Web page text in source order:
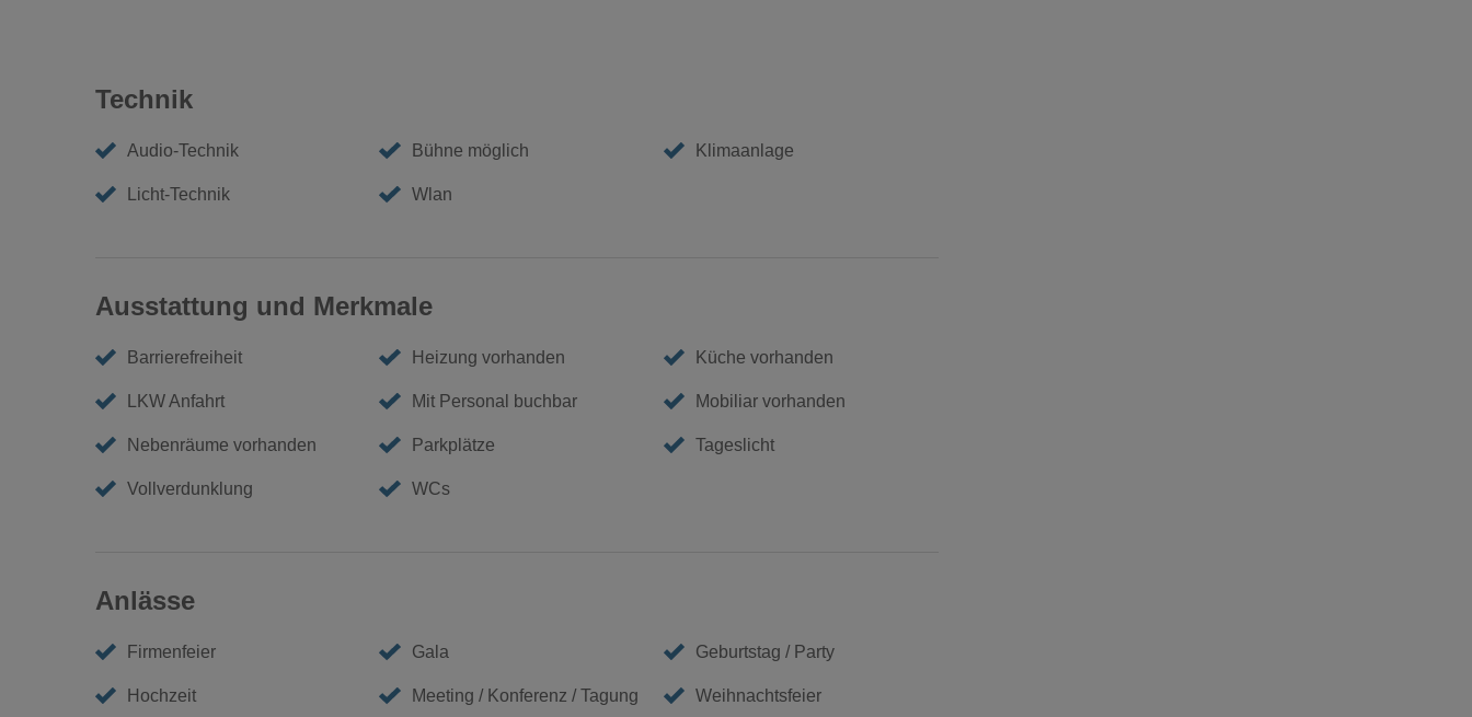
Technik
Audio-Technik Bühne möglich Klimaanlage
Licht-Technik Wlan
Ausstattung und Merkmale
Barrierefreiheit Heizung vorhanden Küche vorhanden
LKW Anfahrt Mit Personal buchbar Mobiliar vorhanden
Nebenräume vorhanden Parkplätze Tageslicht
Vollverdunklung WCs
Anlässe
Firmenfeier Gala Geburtstag / Party
Hochzeit Meeting / Konferenz / Tagung Weihnachtsfeier